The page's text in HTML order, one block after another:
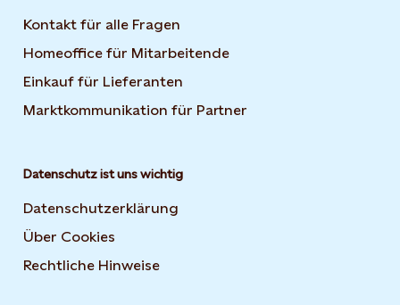
Kontakt für alle Fragen
Homeoffice für Mitarbeitende
Einkauf für Lieferanten
Marktkommunikation für Partner
Datenschutz ist uns wichtig
Datenschutzerklärung
Über Cookies
Rechtliche Hinweise